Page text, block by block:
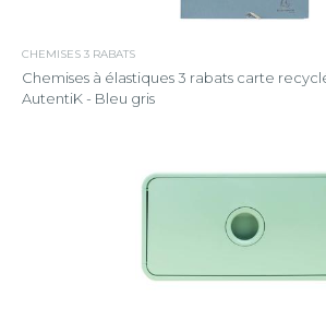
CHEMISES 3 RABATS
Chemises à élastiques 3 rabats carte
AutentiK - Bleu gris